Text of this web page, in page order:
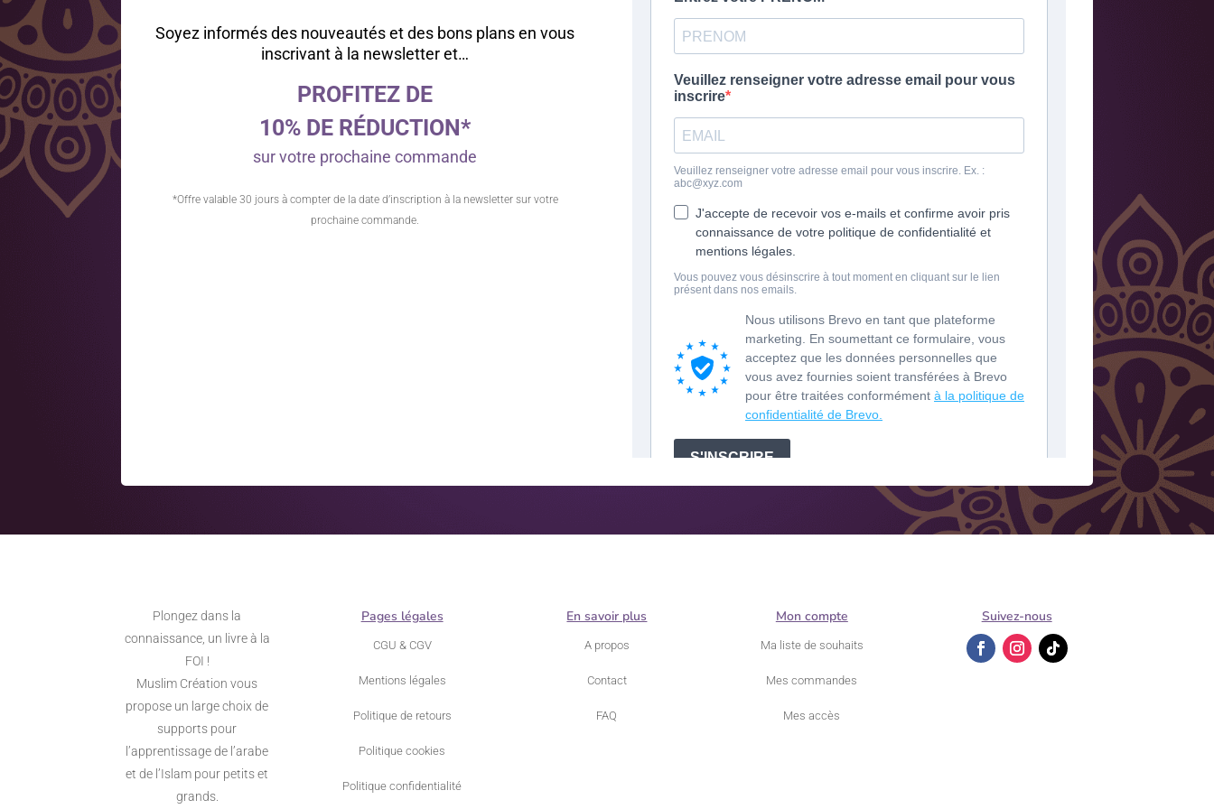
Soyez informés des nouveautés et des bons plans en vous
inscrivant à la newsletter et…
PROFITEZ DE
10% DE RÉDUCTION*
sur votre prochaine commande
*Offre valable 30 jours à compter de la date d’inscription à la newsletter sur votre
prochaine commande.
Plongez dans la
connaissance, un livre à la
FOI !
Muslim Création vous
propose un large choix de
supports pour
l’apprentissage de l’arabe
et de l’Islam pour petits et
grands.
Pages légales
CGU & CGV
Mentions légales
Politique de retours
Politique cookies
Politique confidentialité
En savoir plus
A propos
Contact
FAQ
Mon compte
Ma liste de souhaits
Mes commandes
Mes accès
Suivez-nous